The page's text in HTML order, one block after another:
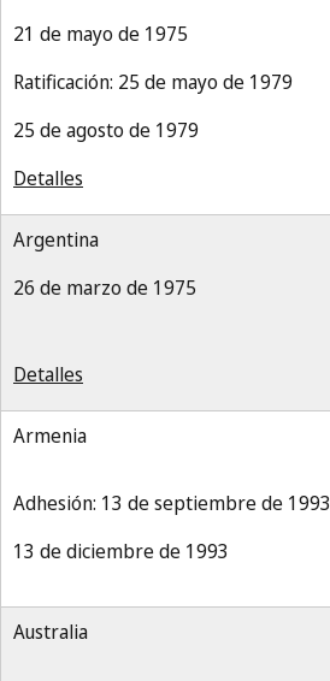
21 de mayo de 1975
Ratificación: 25 de mayo de 1979
25 de agosto de 1979
Detalles
Argentina
26 de marzo de 1975
Detalles
Armenia
Adhesión: 13 de septiembre de 1993
13 de diciembre de 1993
Australia